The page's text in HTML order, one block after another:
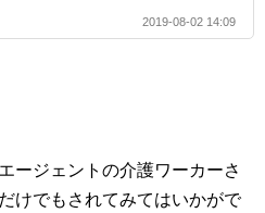
2019-08-02 14:09
ージェントの介護ワーカーさ
けでもされてみてはいかがで